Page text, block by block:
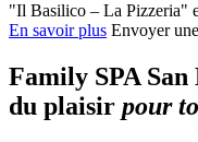
"Il Basilico – La Pizzeria"
En savoir plus Envoyer
Family SPA
du plaisir pour